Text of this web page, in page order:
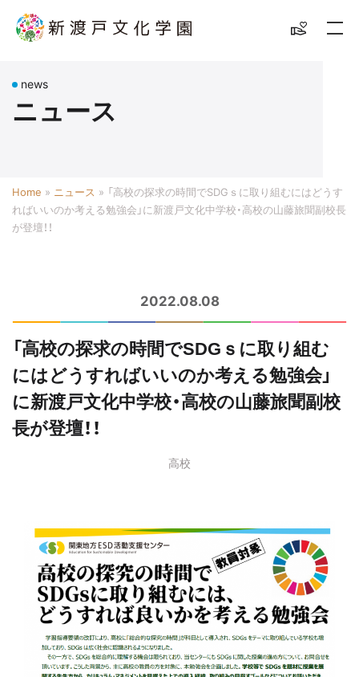
news
ニュース
Home » ニュース » 「高校の探求の時間でSDGｓに取り組むにはどうす
ればいいのか考える勉強会」に新渡戸文化中学校・高校の山藤旅聞副校長
が登壇！！
2022.08.08
「高校の探求の時間でSDGｓに取り組む
にはどうすればいいのか考える勉強会」
に新渡戸文化中学校・高校の山藤旅聞副校
長が登壇！！
高校